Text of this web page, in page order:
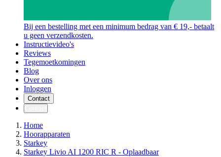
Bij een bestelling met een minimum bedrag van € 19,- betaalt
u geen verzendkosten.
Instructievideo's
Reviews
Tegemoetkomingen
Blog
Over ons
Inloggen
Contact
Home
Hoorapparaten
Starkey
Starkey Livio AI 1200 RIC R - Oplaadbaar